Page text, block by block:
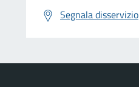
Segnala disservizio